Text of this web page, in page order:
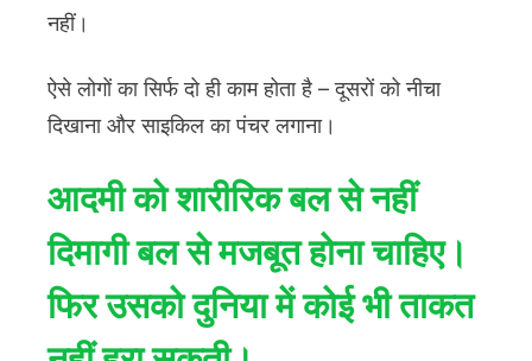
नहीं।
ऐसे लोगों का सिर्फ दो ही काम होता है – दूसरों को नीचा
दिखाना और साइकिल का पंचर लगाना।
आदमी को शारीरिक बल से नहीं
दिमागी बल से मजबूत होना चाहिए।
फिर उसको दुनिया में कोई भी ताकत